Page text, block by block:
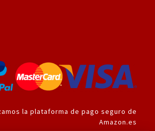
la plataforma de pago seguro de
Amazon.es